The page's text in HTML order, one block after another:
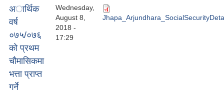
अार्थिक
वर्ष
०७५/०७६
को प्रथम
चाैमासिकमा
भत्ता प्राप्त
गर्ने
Wednesday,
August 8,
2018 -
17:29